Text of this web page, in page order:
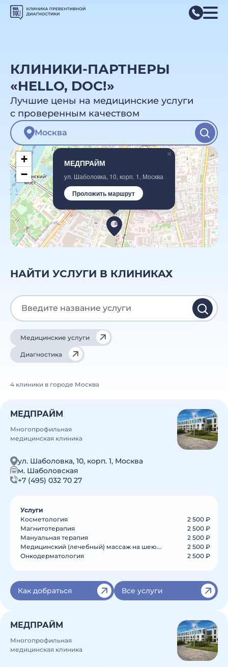
КЛИНИКИ-ПАРТНЕРЫ
«HELLO, DOC!»
Лучшие цены на медицинские услуги
с проверенным качеством
МЕДПРАЙМ
ул. Шаболовка, 10, корп. 1, Москва
Проложить маршрут
×
+
−
НАЙТИ УСЛУГИ В КЛИНИКАХ
Медицинские услуги
Диагностика
4 клиники в городе Москва
МЕДПРАЙМ
Многопрофильная
медицинская клиника
ул. Шаболовка, 10, корп. 1, Москва
м. Шаболовская
+7 (495) 032 70 27
Услуги
Косметология
2 500 ₽
Магнитотерапия
2 500 ₽
Мануальная терапия
2 500 ₽
Медицинский (лечебный) массаж на шею...
2 500 ₽
Онкодерматология
2 500 ₽
Как добраться Все услуги
МЕДПРАЙМ
Многопрофильная
медицинская клиника